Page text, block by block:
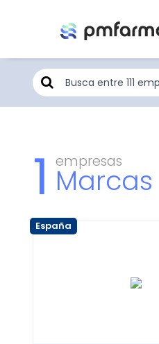
1 empresas
Marcas
España